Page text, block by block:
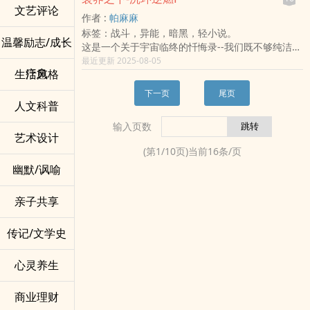
文艺评论
温馨励志/成长
疗愈
生活风格
人文科普
艺术设计
幽默/讽喻
亲子共享
传记/文学史
心灵养生
商业理财
定律，被称为奇迹之王。
不过所有线索都聚集了，世界依然一步一步接近灭
亡，为了得到改变世界的力量，
他们将再次与秘宝见面，而智光计划的最后审判也
即将来临。
这是一场游戏中的游戏，最后能不能成功开创未
来，全靠他们团结的意志所展现出的光芒。
本篇故事之中有位人物一直带领着大家，在史塔特
跟虚幻重生后，到宇风降临在重生游戏内的这段黑
原以为像是史诗般的冒险，但佑希降临后发现有如
如流。但是，他并不打算成为神虔诚的信徒之一，
而是妄想成为神，蔑视世间的规则，视抓弄人为乐
趣。
在他的心里：上帝创造了世界，可上帝放弃了“世
界”。
_________________
在一栋高耸入云的大厦，是权利的象征。而它的地
下层，隐藏着不为人知的“秘密”。
地下世界的诞生，文明的发展。依靠人工智慧培养
的新人类，又或者说，是进化的“机器人”？他们能否
在人工数据的哺乳养育下，领略成为“人”的真谛？
甚至在和平确立后，亲自下令不将自己的名字列入
《银河大统纪》。
但他留下的制度、子嗣与愿景，却成为千星万域共
守的秩序根基。
史书不写他的事，民间却到处流传他的传说。
焚天号、阅兵场、军徽与那句「我愿为万星低头」
——成为不朽。
他不是神，也不是王；但他让银河从此不再哭泣。
朵云继《机甲创世纪》后，最新科幻大作再度脑洞
这次不写机甲，换开娜提希寇——呃，口误，是宇
宙战舰啦（笑）
死亡讯息。
声音、气味、吻，一切都与过去如出一辙，徐允理
性知道自己必须珍惜机会，却在每一次相拥中看见
破绽。
当她在‌‍‍情‎‌‎欲‎‌的缝隙里看见银蓝色的条码，当爱人说
她不得不怀疑怀里的爱人是否真的是她所认识的
作者 : 帕麻麻
标签：战斗，异能，暗黑，轻小说。
这是一个关于宇宙临终的忏悔录--我们既不够纯洁去
死-也不够肮脏去赢
最近更新 2025-08-05
下一页 尾页
输入页数
(第1/10页)当前16条/页